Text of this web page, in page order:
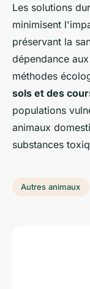
Les solutions
minimisent
préservant la
dépendance
méthodes
sols et des
populations
animaux
substances
Autres animaux